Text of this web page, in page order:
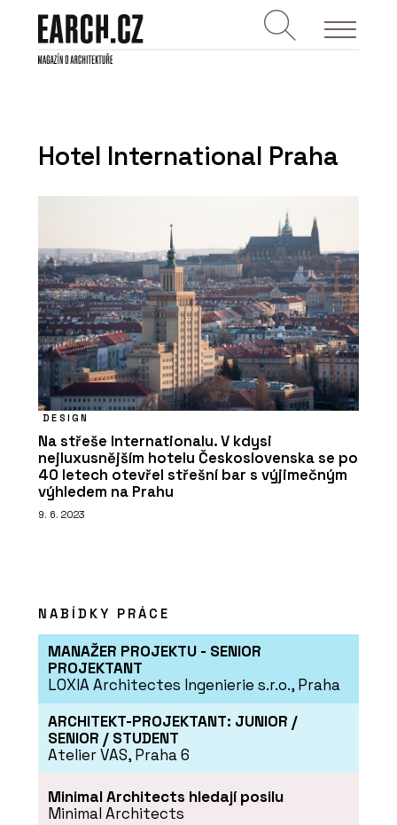
Hotel International Praha
DESIGN
Na střeše Internationalu. V kdysi
nejluxusnějším hotelu Československa se po
40 letech otevřel střešní bar s výjimečným
výhledem na Prahu
9. 6. 2023
NABÍDKY PRÁCE
MANAŽER PROJEKTU - SENIOR
PROJEKTANT
LOXIA Architectes Ingenierie s.r.o., Praha
ARCHITEKT-PROJEKTANT: JUNIOR /
SENIOR / STUDENT
Atelier VAS, Praha 6
Minimal Architects hledají posilu
Minimal Architects